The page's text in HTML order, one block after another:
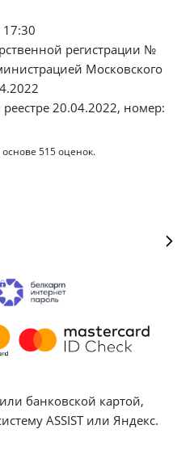
регистрации №
Московского
реестре 20.04.2022, номер:
основе 515оценок.
банковской картой,
ASSIST или Яндекс.